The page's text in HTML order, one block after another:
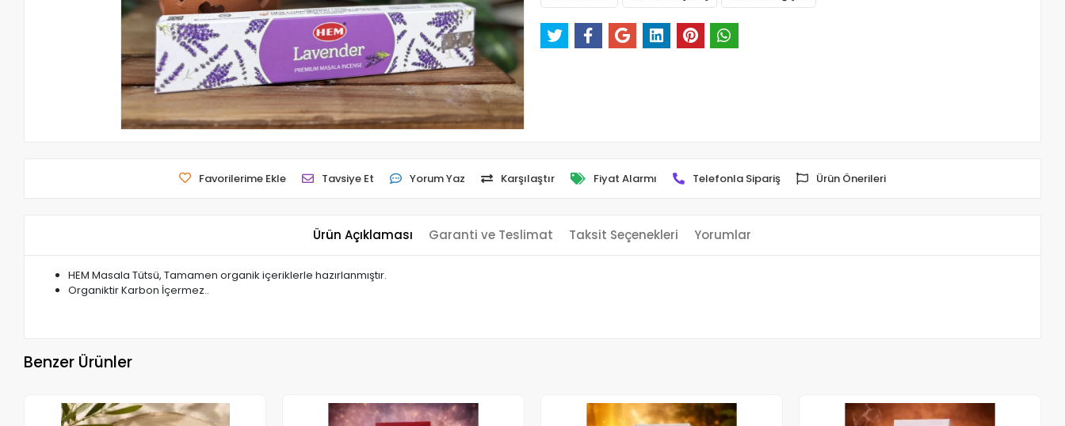
Favorilerime Ekle Tavsiye Et Yorum Yaz Karşılaştır Fiyat Alarmı Telefonla Sipariş Ürün Önerileri
Ürün Açıklaması Garanti ve Teslimat Taksit Seçenekleri Yorumlar
HEM Masala Tütsü, Tamamen organik içeriklerle hazırlanmıştır.
Organiktir Karbon İçermez..
Benzer Ürünler